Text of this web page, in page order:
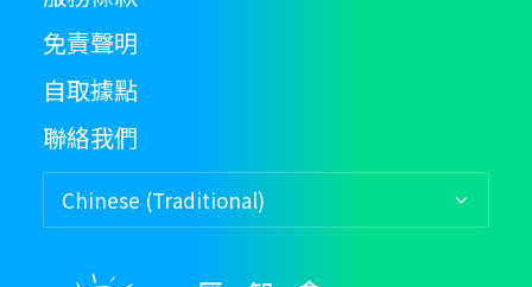
免責聲明
自取據點
聯絡我們